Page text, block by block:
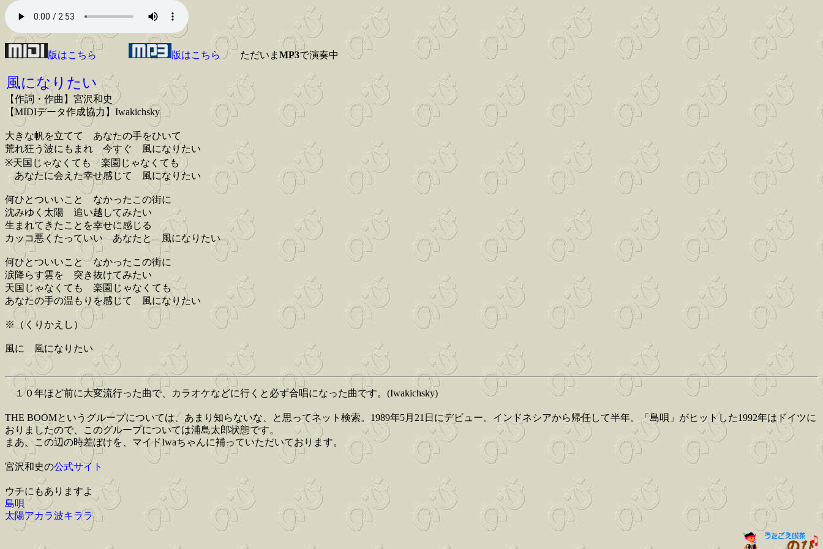
版はこちら 版はこちらただいま MP3で演奏中
風になりたい
【作詞・作曲】宮沢和史
【MIDIデータ作成協力】Iwakichsky
大きな帆を立てて あなたの手をひいて
荒れ狂う波にもまれ 今すぐ 風になりたい
※天国じゃなくても 楽園じゃなくても
あなたに会えた幸せ感じて 風になりたい
何ひとついいこと なかったこの街に
沈みゆく太陽 追い越してみたい
生まれてきたことを幸せに感じる
カッコ悪くたっていい あなたと 風になりたい
何ひとついいこと なかったこの街に
涙降らす雲を 突き抜けてみたい
天国じゃなくても 楽園じゃなくても
あなたの手の温もりを感じて 風になりたい
※（くりかえし）
風に 風になりたい
１０年ほど前に大変流行った曲で、カラオケなどに行くと必ず合唱になった曲です。(Iwakichsky)
THE BOOMというグループについては、あまり知らないな、と思ってネット検索。1989年5月21日にデビュー。インドネシアから帰任して半年。「島唄」がヒットした1992年はドイツに
おりましたので、このグループについては浦島太郎状態です。
まあ、この辺の時差ぼけを、マイドIwaちゃんに補っていただいております。
宮沢和史の公式サイト
ウチにもありますよ
島唄
太陽アカラ波キララ